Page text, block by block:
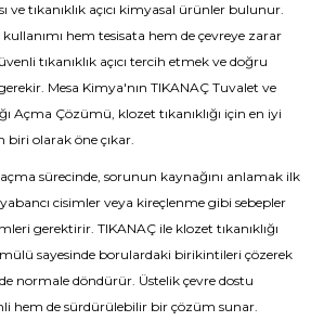
ve tıkanıklık açıcı kimyasal ürünler bulunur.
hem tesisata hem de çevreye zarar
tıkanıklık açıcı tercih etmek ve doğru
Mesa Kimya'nın TIKANAÇ Tuvalet ve
Açma Çözümü, klozet tıkanıklığı için en iyi
biri olarak öne çıkar.
açma sürecinde, sorunun kaynağını anlamak ilk
cisimler veya kireçlenme gibi sebepler
gerektirir. TIKANAÇ ile klozet tıkanıklığı
sayesinde borulardaki birikintileri çözerek
normale döndürür. Üstelik çevre dostu
hem de sürdürülebilir bir çözüm sunar.